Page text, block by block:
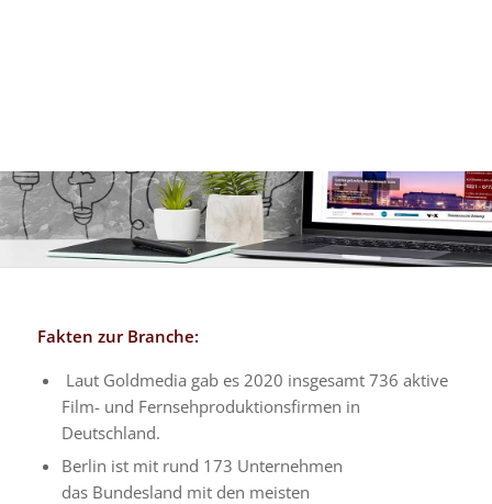
Fakten zur Branche:
Laut Goldmedia gab es 2020 insgesamt 736 aktive
Film- und Fernsehproduktionsfirmen in
Deutschland.
Berlin ist mit rund 173 Unternehmen
das Bundesland mit den meisten